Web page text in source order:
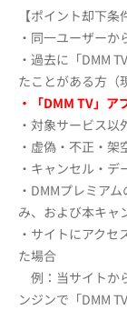
【ポイント却下条
・同一ユーザー
・過去に「DMM
たことがある方（
・「DMM TV」ア
・対象サービス以
・虚偽・不正・
・キャンセル・
・DMMプレミア
み、および本キャ
・サイトにアク
た場合
例：当サイトか
ンジンで「DMM